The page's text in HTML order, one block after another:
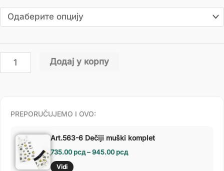
Додај у корпу
PREPORUČUJEMO I OVO:
Art.563-6 Dečiji muški komplet
735.00рсд–945.00рсд
Vidi